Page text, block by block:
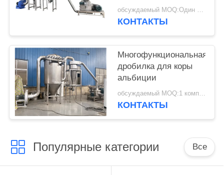
машина мочевины
штифтовая мельница
обсуждаемый MOQ:Один набор
КОНТАКТЫ
Многофункциональная
дробилка для коры
альбиции
обсуждаемый MOQ:1 комплект
КОНТАКТЫ
Популярные категории Все